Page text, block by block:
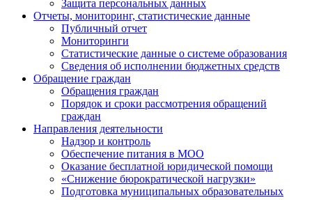
Защита персональных данных
Отчеты, мониторинг, статистические данные
Публичный отчет
Мониторинги
Статистические данные о системе образования
Сведения об исполнении бюджетных средств
Обращение граждан
Обращения граждан
Порядок и сроки рассмотрения обращений
граждан
Направления деятельности
Надзор и контроль
Обеспечение питания в МОО
Оказание бесплатной юридической помощи
«Снижение бюрократической нагрузки»
Подготовка муниципальных образовательных